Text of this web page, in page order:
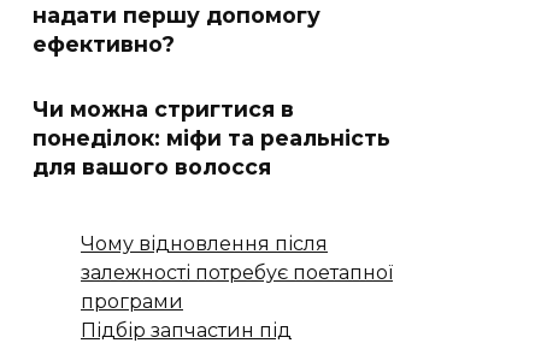
надати першу допомогу
ефективно?
Чи можна стригтися в
понеділок: міфи та реальність
для вашого волосся
Чому відновлення після
залежності потребує поетапної
програми
Підбір запчастин під